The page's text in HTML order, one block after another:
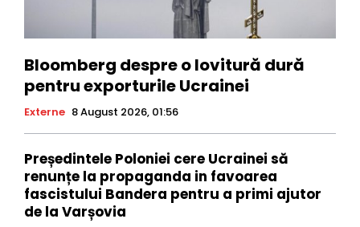
Bloomberg despre o lovitură dură
pentru exporturile Ucrainei
Externe 8 August 2026, 01:56
Președintele Poloniei cere Ucrainei să
renunțe la propaganda in favoarea
fascistului Bandera pentru a primi ajutor
de la Varșovia